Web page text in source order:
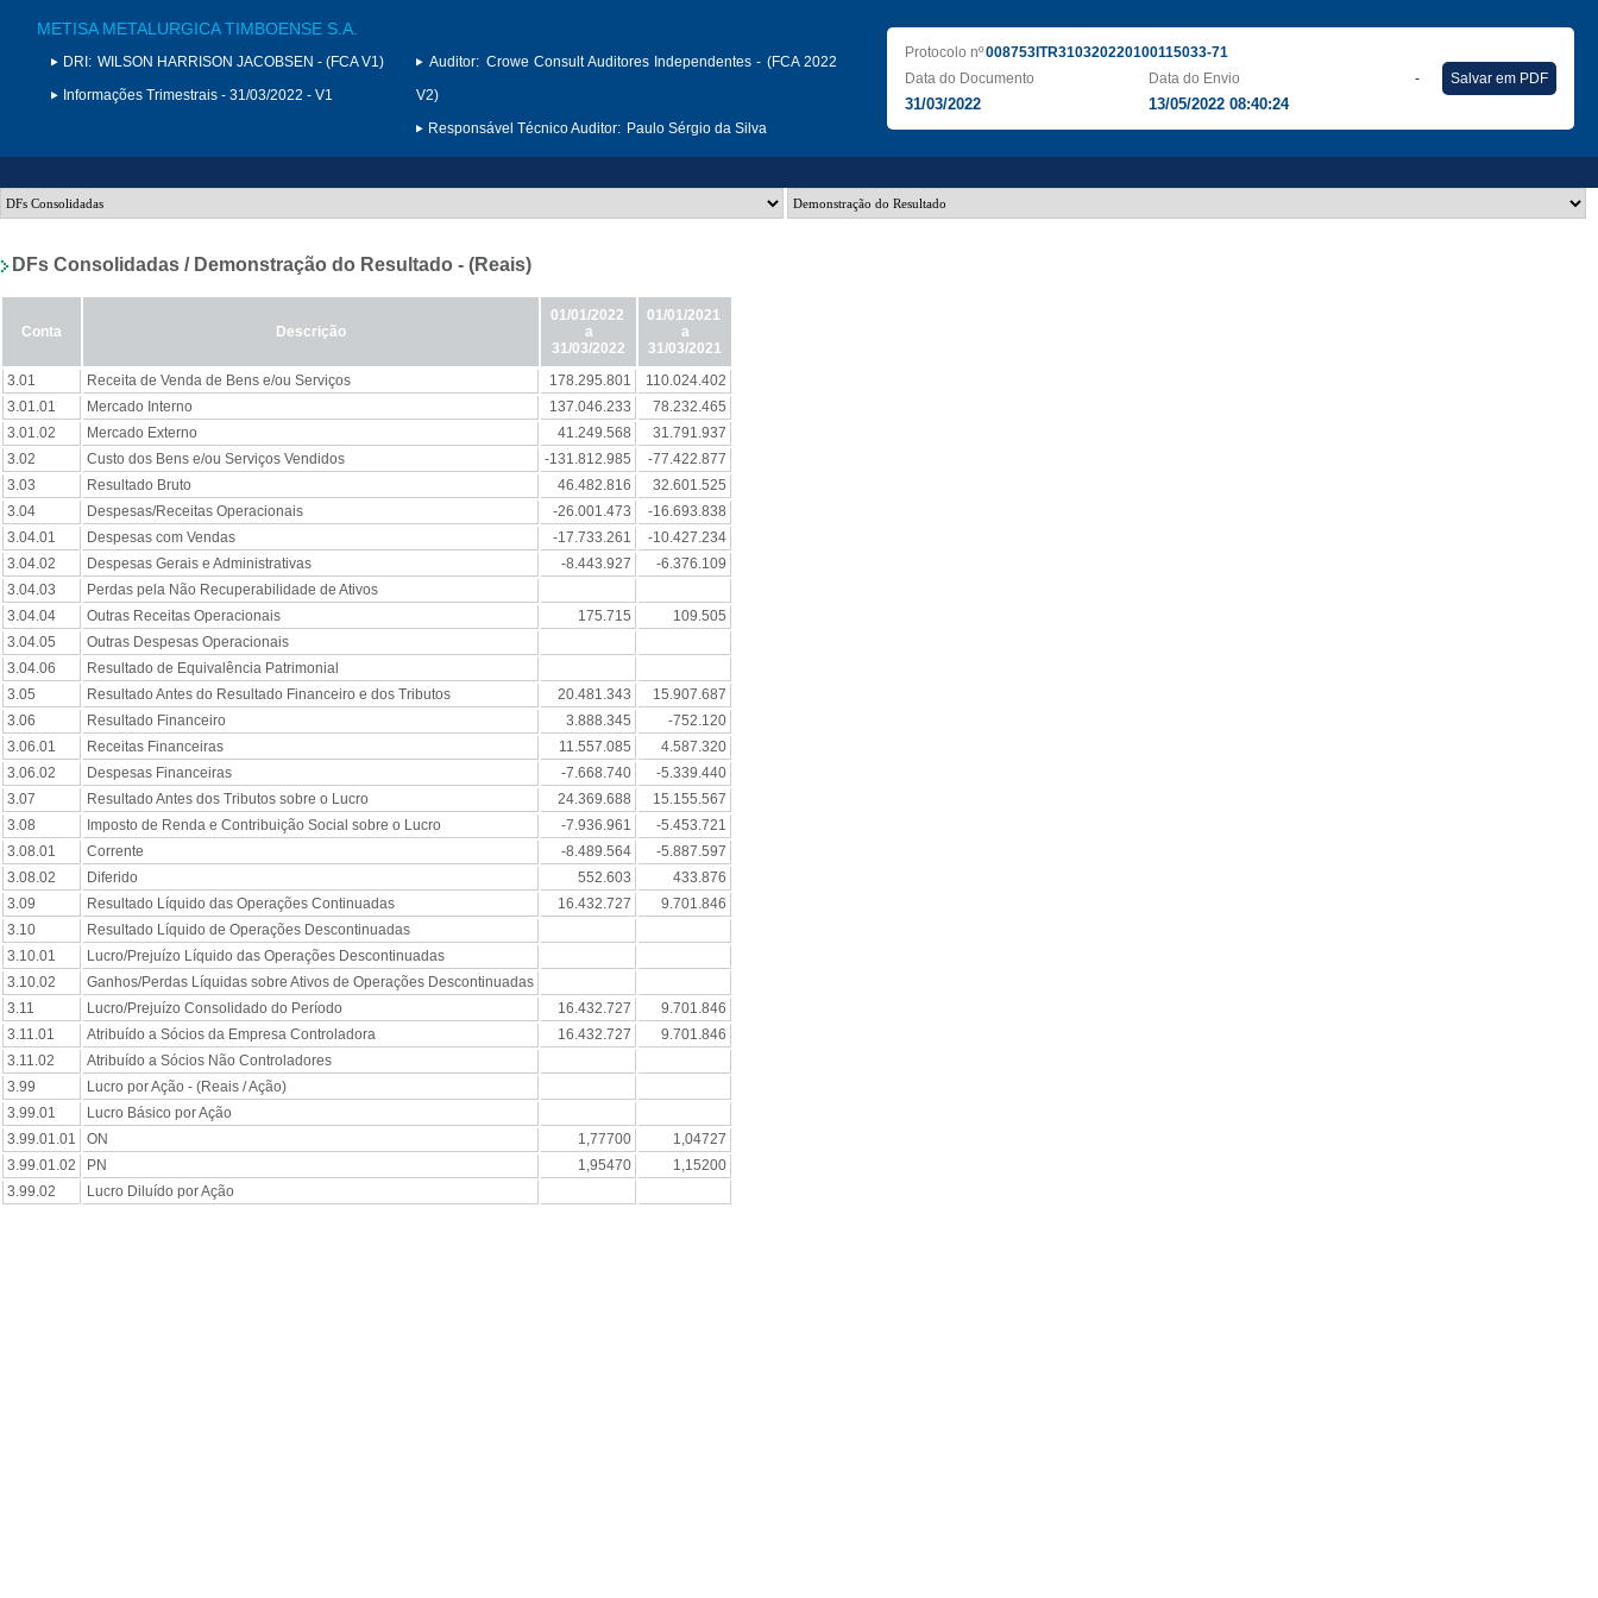
METISA METALURGICA TIMBOENSE S.A.
DRI: WILSON HARRISON JACOBSEN - (FCA V1)
Informações Trimestrais - 31/03/2022 - V1
Auditor: Crowe Consult Auditores Independentes - (FCA 2022
V2)
Responsável Técnico Auditor: Paulo Sérgio da Silva
Protocolo nº008753ITR310320220100115033-71
Data do Documento
31/03/2022
Data do Envio
13/05/2022 08:40:24
- Salvar em PDF